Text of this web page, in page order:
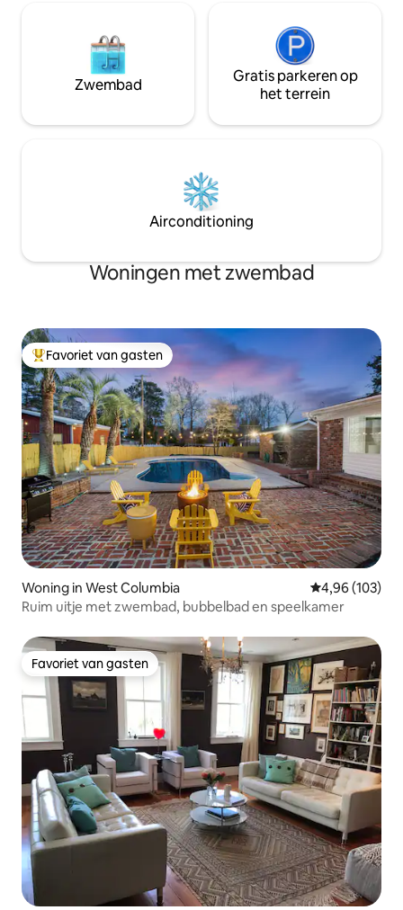
Zwembad
Gratis parkeren op
het terrein
Airconditioning
Woningen met zwembad
Topfavoriet van gasten
Favoriet van gasten
Woning in West Columbia Gemiddelde
4,96 (103)
Ruim uitje met zwembad, bubbelbad en speelkamer
Favoriet van gasten
Favoriet van gasten